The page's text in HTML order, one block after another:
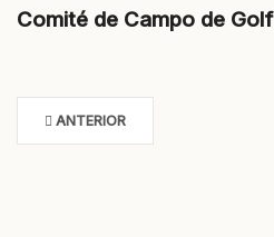
Comité de Campo de Golf
ANTERIOR